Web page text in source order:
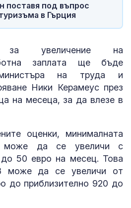
поставя под въпрос
в Гърция
за увеличение на
заплата ще бъде
на труда и
Ники Керамеус през
на месеца, за да влезе в
оценки, минималната
може да се увеличи с
50 евро на месец. Това
може да се увеличи от
до приблизително 920 до